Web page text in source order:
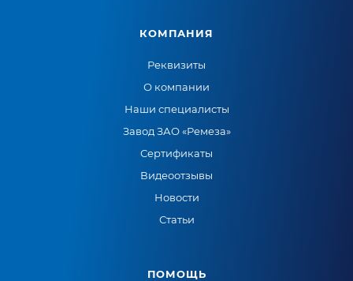
КОМПАНИЯ
Реквизиты
О компании
Наши специалисты
Завод ЗАО «Ремеза»
Сертификаты
Видеоотзывы
Новости
Статьи
ПОМОЩЬ